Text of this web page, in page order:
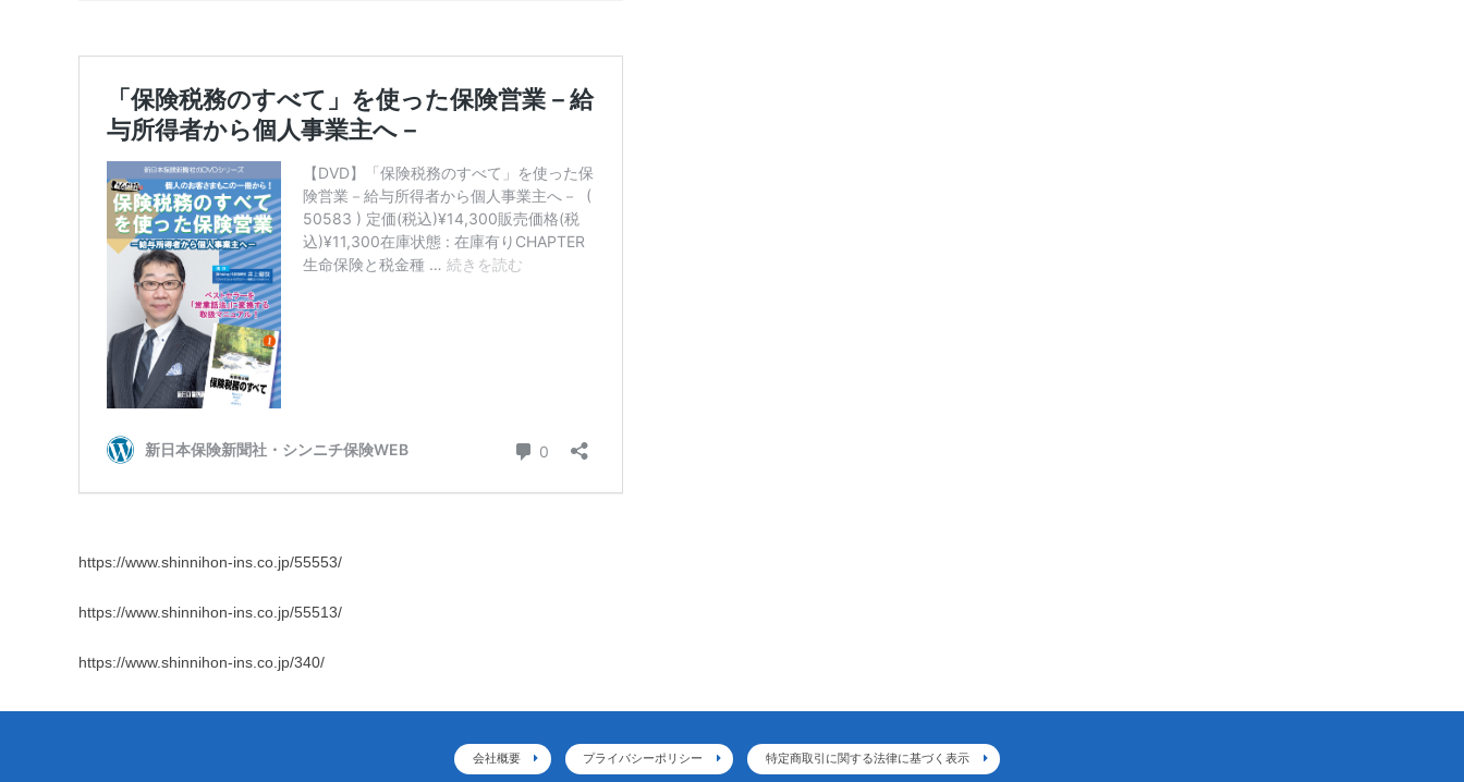
https://www.shinnihon-ins.co.jp/55553/
https://www.shinnihon-ins.co.jp/55513/
https://www.shinnihon-ins.co.jp/340/
会社概要 プライバシーポリシー 特定商取引に関する法律に基づく表示